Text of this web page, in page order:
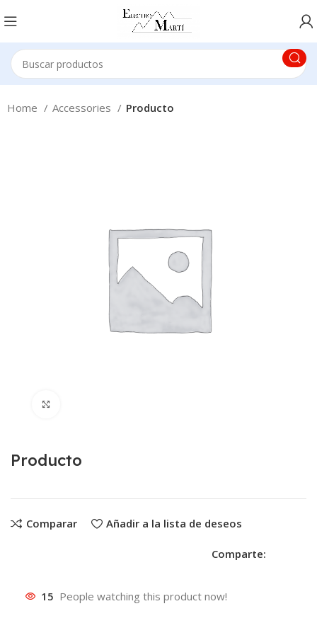
Home Accessories Producto
Producto
Comparar Añadir a la lista de deseos
Comparte:
15 People watching this product now!